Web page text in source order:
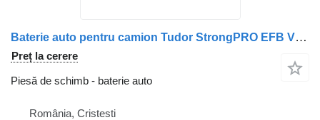
Baterie auto pentru camion Tudor StrongPRO EFB V12 12V 225Ah 1150A
Preț la cerere
Piesă de schimb - baterie auto
România, Cristesti